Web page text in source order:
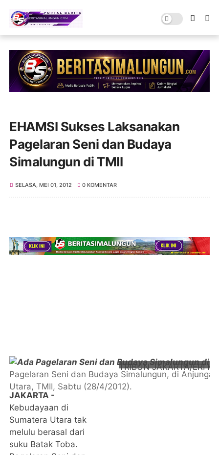
EHAMSI Sukses Laksanakan
Pagelaran Seni dan Budaya
Simalungun di TMII
SELASA, MEI 01, 2012 0 KOMENTAR
TRIBUN JAKARTA/ERI
Pagelaran Seni dan Budaya Simalungun, di
Utara, TMII, Sabtu (28/4/2012).
JAKARTA -
Kebudayaan di
Sumatera Utara tak
melulu berasal dari
suku Batak Toba.